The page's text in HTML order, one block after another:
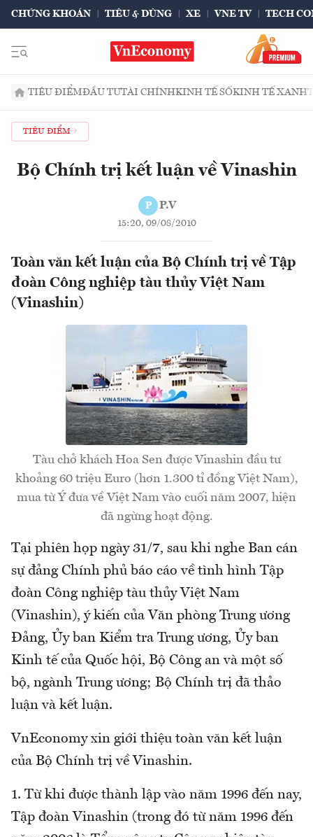
CHỨNG KHOÁN TIÊU & DÙNG XE VNE TV TECH
TIÊU ĐIỂMĐẦU TƯTÀI CHÍNHKINH TẾ SỐKINH TẾ XANH
TIÊU ĐIỂM
Bộ Chính trị kết luận về Vinashin
P P.V
15:20, 09/08/2010
Toàn văn kết luận của Bộ Chính trị về Tập
đoàn Công nghiệp tàu thủy Việt Nam
(Vinashin)
Tàu chở khách Hoa Sen được Vinashin đầu tư
khoảng 60 triệu Euro (hơn 1.300 tỉ đồng Việt Nam),
mua từ Ý đưa về Việt Nam vào cuối năm 2007, hiện
đã ngừng hoạt động.
Tại phiên họp ngày 31/7, sau khi nghe Ban cán
sự đảng Chính phủ báo cáo về tình hình Tập
đoàn Công nghiệp tàu thủy Việt Nam
(Vinashin), ý kiến của Văn phòng Trung ương
Đảng, Ủy ban Kiểm tra Trung ương, Ủy ban
Kinh tế của Quốc hội, Bộ Công an và một số
bộ, ngành Trung ương; Bộ Chính trị đã thảo
luận và kết luận.
VnEconomy xin giới thiệu toàn văn kết luận
của Bộ Chính trị về Vinashin.
1. Từ khi được thành lập vào năm 1996 đến nay,
Tập đoàn Vinashin (trong đó từ năm 1996 đến